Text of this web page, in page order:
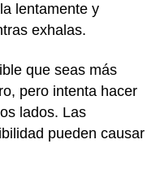
lentamente y
exhalas.
que seas más
pero intenta hacer
lados. Las
pueden causar